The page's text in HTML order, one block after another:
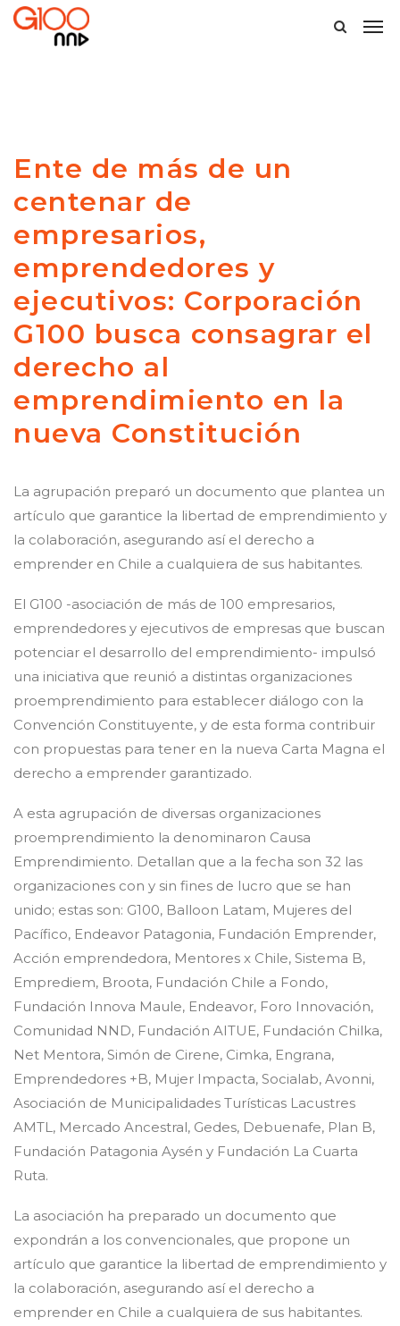
Ente de más de un
centenar de
empresarios,
emprendedores y
ejecutivos: Corporación
G100 busca consagrar el
derecho al
emprendimiento en la
nueva Constitución
La agrupación preparó un documento que plantea un
artículo que garantice la libertad de emprendimiento y
la colaboración, asegurando así el derecho a
emprender en Chile a cualquiera de sus habitantes.
El G100 -asociación de más de 100 empresarios,
emprendedores y ejecutivos de empresas que buscan
potenciar el desarrollo del emprendimiento- impulsó
una iniciativa que reunió a distintas organizaciones
proemprendimiento para establecer diálogo con la
Convención Constituyente, y de esta forma contribuir
con propuestas para tener en la nueva Carta Magna el
derecho a emprender garantizado.
A esta agrupación de diversas organizaciones
proemprendimiento la denominaron Causa
Emprendimiento. Detallan que a la fecha son 32 las
organizaciones con y sin fines de lucro que se han
unido; estas son: G100, Balloon Latam, Mujeres del
Pacífico, Endeavor Patagonia, Fundación Emprender,
Acción emprendedora, Mentores x Chile, Sistema B,
Emprediem, Broota, Fundación Chile a Fondo,
Fundación Innova Maule, Endeavor, Foro Innovación,
Comunidad NND, Fundación AITUE, Fundación Chilka,
Net Mentora, Simón de Cirene, Cimka, Engrana,
Emprendedores +B, Mujer Impacta, Socialab, Avonni,
Asociación de Municipalidades Turísticas Lacustres
AMTL, Mercado Ancestral, Gedes, Debuenafe, Plan B,
Fundación Patagonia Aysén y Fundación La Cuarta
Ruta.
La asociación ha preparado un documento que
expondrán a los convencionales, que propone un
artículo que garantice la libertad de emprendimiento y
la colaboración, asegurando así el derecho a
emprender en Chile a cualquiera de sus habitantes.